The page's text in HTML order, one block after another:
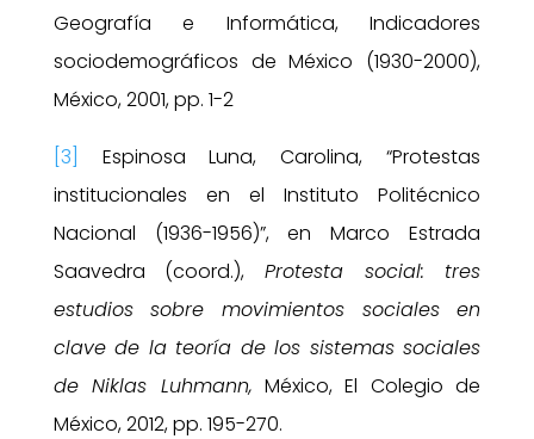
Geografía e Informática, Indicadores
sociodemográficos de México (1930-2000),
México, 2001, pp. 1-2
[3]
Espinosa Luna, Carolina, “Protestas
institucionales en el Instituto Politécnico
Nacional (1936-1956)”, en Marco Estrada
Saavedra (coord.), Protesta social: tres
estudios sobre movimientos sociales en
clave de la teoría de los sistemas sociales
de Niklas Luhmann, México, El Colegio de
México, 2012, pp. 195-270.